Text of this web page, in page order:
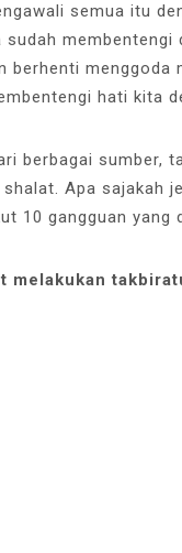
semua itu
berhenti menggoda
hati kita
berbagai sumber,
Apa sajakah
10 gangguan yang
melakukan